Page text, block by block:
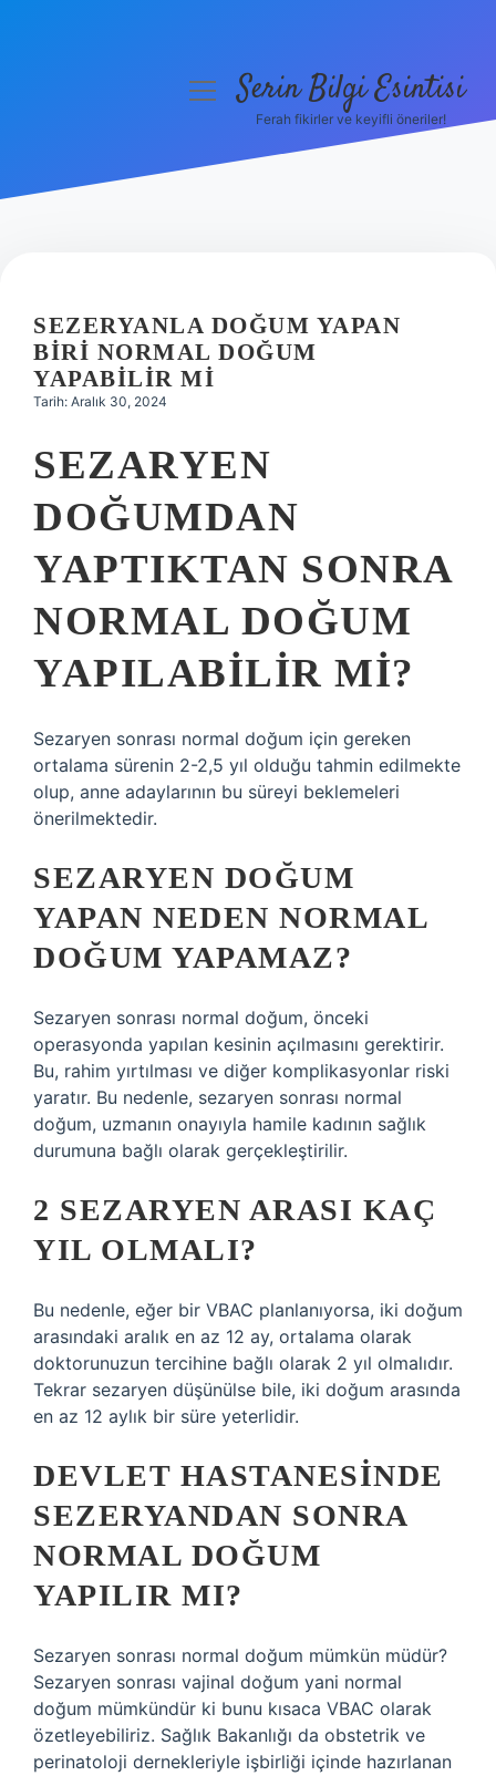
Hakkımızda
menüyüSerin Bilgi Esintisi
Ferah fikirler ve keyifli öneriler!
SEZERYANLA DOĞUM YAPAN
BIRI NORMAL DOĞUM
YAPABILIR MI
Tarih: Aralık 30, 2024
SEZARYEN
DOĞUMDAN
YAPTIKTAN SONRA
NORMAL DOĞUM
YAPILABILIR MI?
Sezaryen sonrası normal doğum için gereken
ortalama sürenin 2-2,5 yıl olduğu tahmin edilmekte
olup, anne adaylarının bu süreyi beklemeleri
önerilmektedir.
SEZARYEN DOĞUM
YAPAN NEDEN NORMAL
DOĞUM YAPAMAZ?
Sezaryen sonrası normal doğum, önceki
operasyonda yapılan kesinin açılmasını gerektirir.
Bu, rahim yırtılması ve diğer komplikasyonlar riski
yaratır. Bu nedenle, sezaryen sonrası normal
doğum, uzmanın onayıyla hamile kadının sağlık
durumuna bağlı olarak gerçekleştirilir.
2 SEZARYEN ARASI KAÇ
YIL OLMALI?
Bu nedenle, eğer bir VBAC planlanıyorsa, iki doğum
arasındaki aralık en az 12 ay, ortalama olarak
doktorunuzun tercihine bağlı olarak 2 yıl olmalıdır.
Tekrar sezaryen düşünülse bile, iki doğum arasında
en az 12 aylık bir süre yeterlidir.
DEVLET HASTANESINDE
SEZERYANDAN SONRA
NORMAL DOĞUM
YAPILIR MI?
Sezaryen sonrası normal doğum mümkün müdür?
Sezaryen sonrası vajinal doğum yani normal
doğum mümkündür ki bunu kısaca VBAC olarak
özetleyebiliriz. Sağlık Bakanlığı da obstetrik ve
perinatoloji dernekleriyle işbirliği içinde hazırlanan